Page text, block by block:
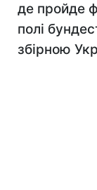
де пройде
полі
збірною